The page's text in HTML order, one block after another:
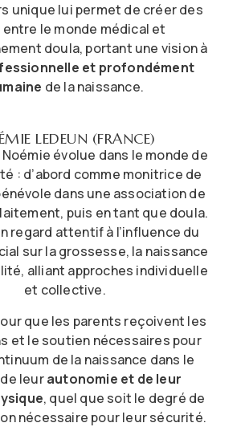
unique lui permet de créer des
le monde médical et
doula, portant une vision à
et profondément
de la naissance.
LEDEUN (FRANCE)
Noémie évolue dans le monde de
: d’abord comme monitrice de
dans une association de
puis en tant que doula.
regard attentif à l’influence du
sur la grossesse, la naissance
alliant approches individuelle
et collective.
que les parents reçoivent les
et le soutien nécessaires pour
de la naissance dans le
leurautonomie et de leur
, quel que soit le degré de
nécessaire pour leur sécurité.